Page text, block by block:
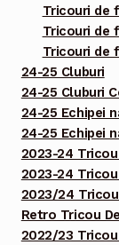
Tricouri de
Tricouri de
Tricouri de
24-25 Cluburi
24-25 Cluburi
24-25 Echipei
24-25 Echipei
2023-24
2023-24 Tricou
2023/24
Retro Tricou
2022/23